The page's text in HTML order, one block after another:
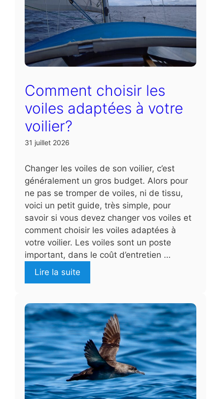
Comment choisir les
voiles adaptées à votre
voilier?
31 juillet 2026
Changer les voiles de son voilier, c’est
généralement un gros budget. Alors pour
ne pas se tromper de voiles, ni de tissu,
voici un petit guide, très simple, pour
savoir si vous devez changer vos voiles et
comment choisir les voiles adaptées à
votre voilier. Les voiles sont un poste
important, dans le coût d’entretien …
Lire la suite